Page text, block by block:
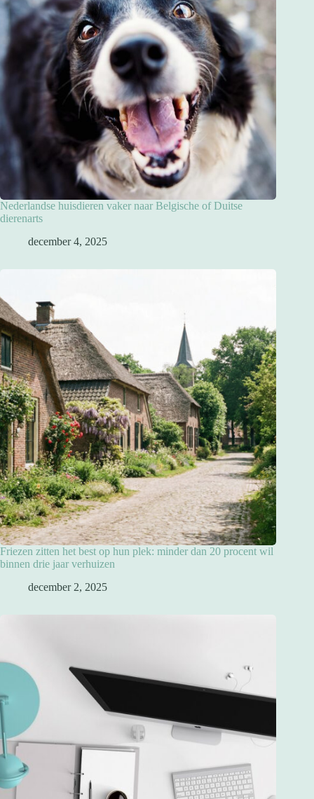
Nederlandse huisdieren vaker naar Belgische of Duitse
dierenarts
december 4, 2025
Friezen zitten het best op hun plek: minder dan 20 procent wil
binnen drie jaar verhuizen
december 2, 2025